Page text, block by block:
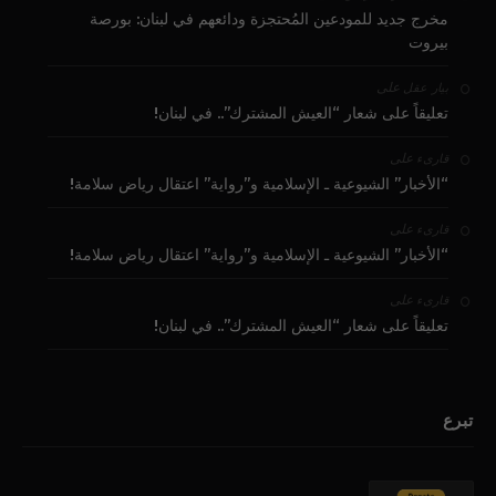
مخرج جديد للمودعين المُحتجزة ودائعهم في لبنان: بورصة
بيروت
بيار عقل على
تعليقاً على شعار “العيش المشترك”.. في لبنان!
قارىء على
“الأخبار” الشيوعية ـ الإسلامية و”رواية” اعتقال رياض سلامة!
قارىء على
“الأخبار” الشيوعية ـ الإسلامية و”رواية” اعتقال رياض سلامة!
قارىء على
تعليقاً على شعار “العيش المشترك”.. في لبنان!
تبرع